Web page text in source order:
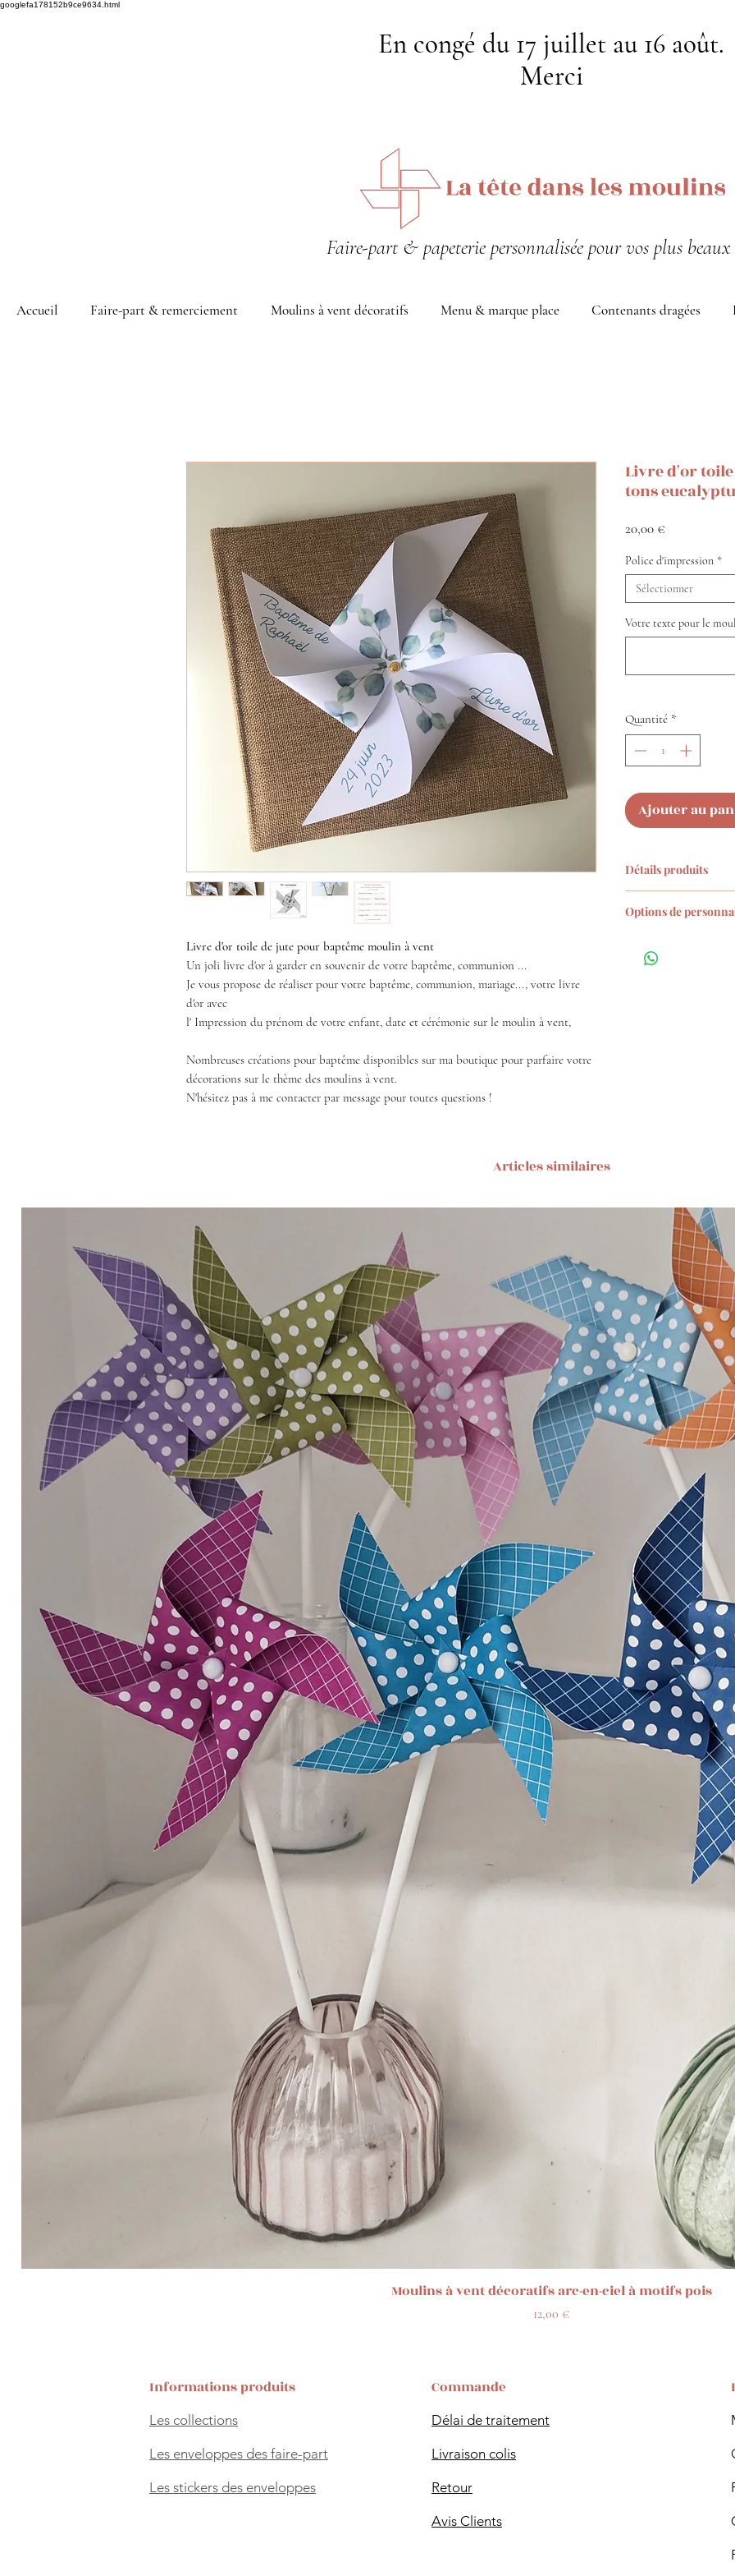
googlefa178152b9ce9634.html
En congé du 17 juillet au 16 août.
Merci
Faire-part & papeterie personnalisée pour vos plus
Accueil Faire-part & remerciement Moulins à vent décoratifs Menu & marque place Contenants dragées
Livre d'or toile de jute pour baptême moulin à vent
Un joli livre d'or à garder en souvenir de votre baptême, communion ...
Je vous propose de réaliser pour votre baptême, communion, mariage..., votre livre
d'or avec
l' Impression du prénom de votre enfant, date et cérémonie sur le moulin à vent,
Nombreuses créations pour baptême disponibles sur ma boutique pour parfaire votre
décorations sur le thème des moulins à vent.
N'hésitez pas à me contacter par message pour toutes questions !
Livre d'or
tons
20,00 €Prix
Police d'impression *
Sélectionner
Votre texte pour le
Quantité *
Ajouter au
Détails produits
20 pages,
Livré monté tel
Options de
moulin et les
Articles similaires
Aperçu rapide
Moulins à vent décoratifs arc-en-ciel à motifs pois
Prix
12,00 €
Commande
Délai de traitement
Livraison colis
Retour
Avis Clients
Informations produits
Les collections
Les enveloppes des faire-part
Les stickers des enveloppes